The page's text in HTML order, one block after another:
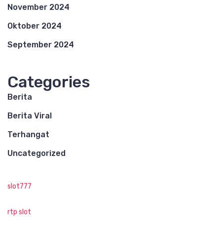
November 2024
Oktober 2024
September 2024
Categories
Berita
Berita Viral
Terhangat
Uncategorized
slot777
rtp slot